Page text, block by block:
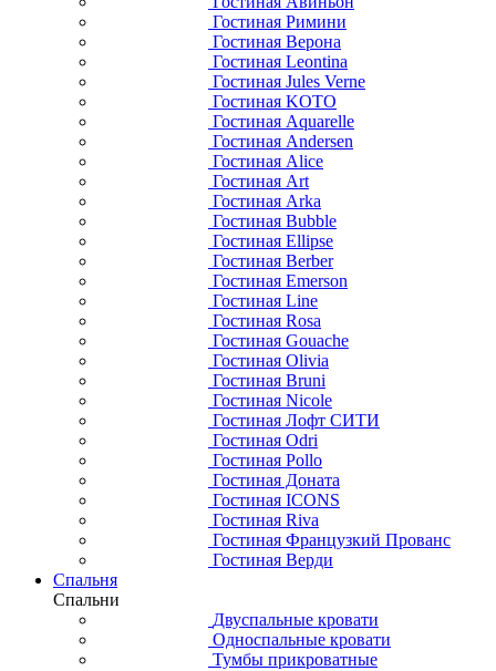
Гостиная Римини
Гостиная Верона
Гостиная Leontina
Гостиная Jules Verne
Гостиная KOTO
Гостиная Aquarelle
Гостиная Andersen
Гостиная Alice
Гостиная Art
Гостиная Arka
Гостиная Bubble
Гостиная Ellipse
Гостиная Berber
Гостиная Emerson
Гостиная Line
Гостиная Rosa
Гостиная Gouache
Гостиная Olivia
Гостиная Bruni
Гостиная Nicole
Гостиная Лофт СИТИ
Гостиная Odri
Гостиная Pollo
Гостиная Доната
Гостиная ICONS
Гостиная Riva
Гостиная Французкий Прованс
Гостиная Верди
Спальня
Спальни
Двуспальные кровати
Односпальные кровати
Тумбы прикроватные